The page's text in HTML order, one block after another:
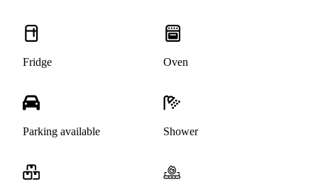
Fridge Oven
Parking available Shower